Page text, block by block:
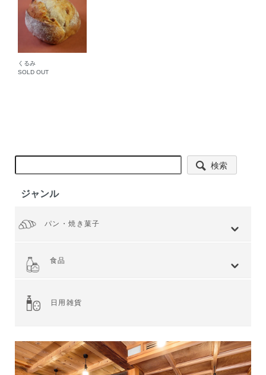
くるみ
SOLD OUT
検索
ジャンル
パン・焼き菓子
食品
日用雑貨